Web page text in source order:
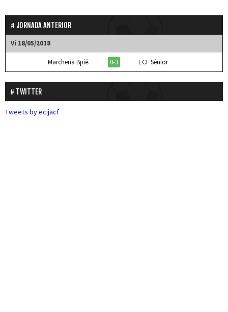
JORNADA ANTERIOR
Vi 18/05/2018
Marchena Bpié. 0-3 ECF Sénior
TWITTER
Tweets by ecijacf